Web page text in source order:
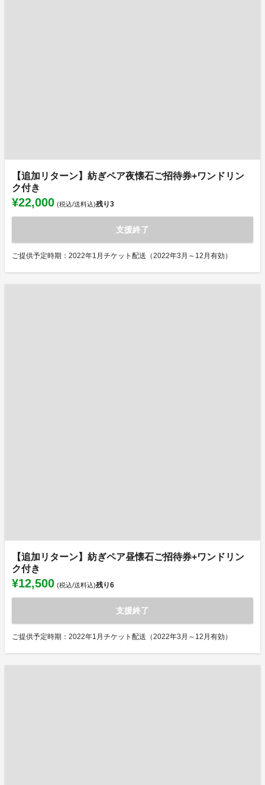
【追加リターン】紡ぎペア夜懐石ご招待券+ワンドリン
ク付き
¥22,000 (税込/送料込)残り3
支援終了
ご提供予定時期：2022年1月チケット配送（2022年3月～12月有効）
【追加リターン】紡ぎペア昼懐石ご招待券+ワンドリン
ク付き
¥12,500 (税込/送料込)残り6
支援終了
ご提供予定時期：2022年1月チケット配送（2022年3月～12月有効）